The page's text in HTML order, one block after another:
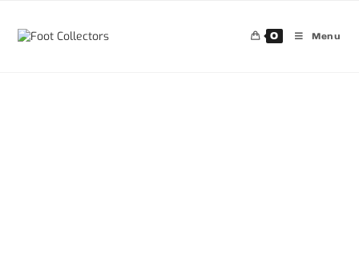
0 Menu